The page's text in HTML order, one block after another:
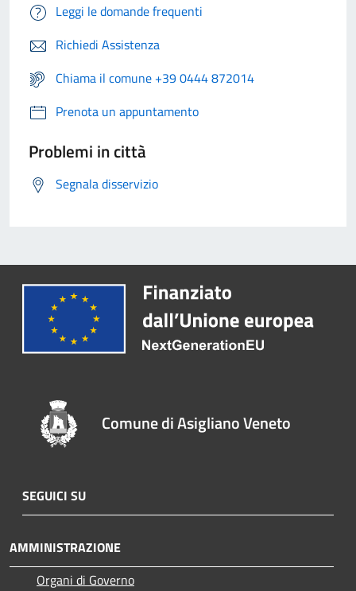
Leggi le domande frequenti
Richiedi Assistenza
Chiama il comune +39 0444 872014
Prenota un appuntamento
Problemi in città
Segnala disservizio
Comune di Asigliano Veneto
SEGUICI SU
AMMINISTRAZIONE
Organi di Governo